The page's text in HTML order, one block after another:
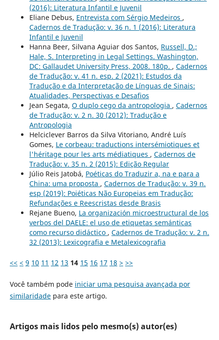
(2016): Literatura Infantil e Juvenil
Eliane Debus, Entrevista com Sérgio Medeiros ,
Cadernos de Tradução: v. 36 n. 1 (2016): Literatura
Infantil e Juvenil
Hanna Beer, Silvana Aguiar dos Santos, Russell, D.;
Hale, S. Interpreting in Legal Settings. Washington,
DC: Gallaudet University Press, 2008. 180p. , Cadernos
de Tradução: v. 41 n. esp. 2 (2021): Estudos da
Tradução e da Interpretação de Línguas de Sinais:
Atualidades, Perspectivas e Desafios
Jean Segata, O duplo cego da antropologia , Cadernos
de Tradução: v. 2 n. 30 (2012): Tradução e
Antropologia
Helciclever Barros da Silva Vitoriano, André Luís
Gomes, Le corbeau: traductions intersémiotiques et
l'héritage pour les arts médiatiques , Cadernos de
Tradução: v. 35 n. 2 (2015): Edição Regular
Júlio Reis Jatobá, Poéticas do Traduzir a, na e para a
China: uma proposta , Cadernos de Tradução: v. 39 n.
esp (2019): Poiéticas Não Europeias em Tradução:
Refundações e Reescristas desde Brasis
Rejane Bueno, La organización microestructural de los
verbos del DAELE: el uso de etiquetas semánticas
como recurso didáctico , Cadernos de Tradução: v. 2 n.
32 (2013): Lexicografia e Metalexicografia
<< < 9 10 11 12 13 14 15 16 17 18 > >>
Você também pode iniciar uma pesquisa avançada por
similaridadepara este artigo.
Artigos mais lidos pelo mesmo(s) autor(es)